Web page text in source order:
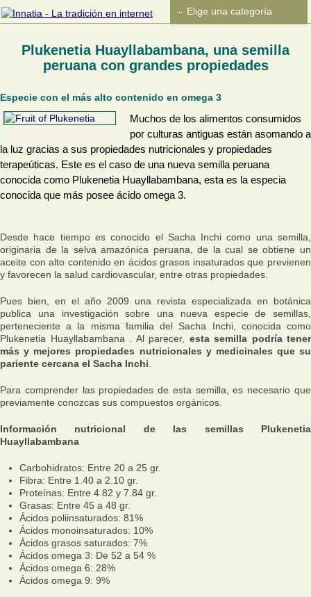
Plukenetia Huayllabambana, una semilla
peruana con grandes propiedades
Especie con el más alto contenido en omega 3
Muchos de los alimentos consumidos
por culturas antiguas están asomando a
la luz gracias a sus propiedades nutricionales y propiedades
terapeúticas. Este es el caso de una nueva semilla peruana
conocida como Plukenetia Huayllabambana, esta es la especia
conocida que más posee ácido omega 3.
Desde hace tiempo es conocido el Sacha Inchi como una semilla,
originaria de la selva amazónica peruana, de la cual se obtiene un
aceite con alto contenido en ácidos grasos insaturados que previenen
y favorecen la salud cardiovascular, entre otras propiedades.
Pues bien, en el año 2009 una revista especializada en botánica
publica una investigación sobre una nueva especie de semillas,
perteneciente a la misma familia del Sacha Inchi, conocida como
Plukenetia Huayllabambana . Al parecer, esta semilla podría tener
más y mejores propiedades nutricionales y medicinales que su
pariente cercana el Sacha Inchi
Para comprender las propiedades de esta semilla, es necesario que
previamente conozcas sus compuestos orgánicos.
Información nutricional de las semillas Plukenetia
Huayllabambana
Carbohidratos: Entre 20 a 25 gr.
Fibra: Entre 1.40 a 2.10 gr.
Proteínas: Entre 4.82 y 7.84 gr.
Grasas: Entre 45 a 48 gr.
Ácidos poliinsaturados: 81%
Ácidos monoinsaturados: 10%
Ácidos grasos saturados: 7%
Ácidos omega 3: De 52 a 54 %
Ácidos omega 6: 28%
Ácidos omega 9: 9%